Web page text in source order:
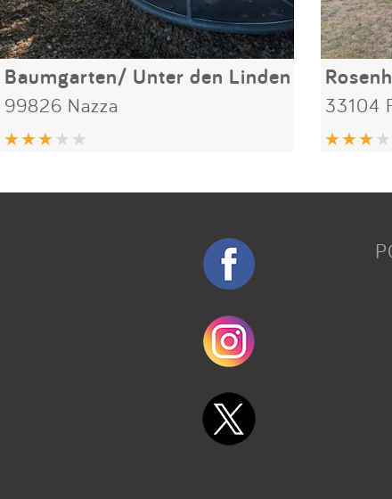
Baumgarten/ Unter den Linden
99826 Nazza 33104